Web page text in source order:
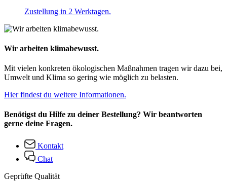
Zustellung in 2 Werktagen.
Wir arbeiten klimabewusst.
Mit vielen konkreten ökologischen Maßnahmen tragen wir dazu bei,
Umwelt und Klima so gering wie möglich zu belasten.
Hier findest du weitere Informationen.
Benötigst du Hilfe zu deiner Bestellung? Wir beantworten
gerne deine Fragen.
Kontakt
Chat
Geprüfte Qualität